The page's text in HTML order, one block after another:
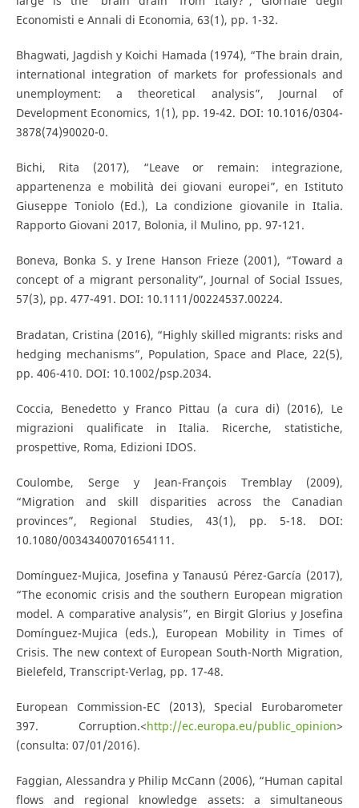
Economisti e Annali di Economia, 63(1), pp. 1-32.
Bhagwati, Jagdish y Koichi Hamada (1974), “The brain drain,
international integration of markets for professionals and
unemployment: a theoretical analysis”, Journal of
Development Economics, 1(1), pp. 19-42. DOI: 10.1016/0304-
3878(74)90020-0.
Bichi, Rita (2017), “Leave or remain: integrazione,
appartenenza e mobilità dei giovani europei”, en Istituto
Giuseppe Toniolo (Ed.), La condizione giovanile in Italia.
Rapporto Giovani 2017, Bolonia, il Mulino, pp. 97-121.
Boneva, Bonka S. y Irene Hanson Frieze (2001), “Toward a
concept of a migrant personality”, Journal of Social Issues,
57(3), pp. 477-491. DOI: 10.1111/00224537.00224.
Bradatan, Cristina (2016), “Highly skilled migrants: risks and
hedging mechanisms”, Population, Space and Place, 22(5),
pp. 406-410. DOI: 10.1002/psp.2034.
Coccia, Benedetto y Franco Pittau (a cura di) (2016), Le
migrazioni qualificate in Italia. Ricerche, statistiche,
prospettive, Roma, Edizioni IDOS.
Coulombe, Serge y Jean-François Tremblay (2009),
“Migration and skill disparities across the Canadian
provinces”, Regional Studies, 43(1), pp. 5-18. DOI:
10.1080/00343400701654111.
Domínguez-Mujica, Josefina y Tanausú Pérez-García (2017),
“The economic crisis and the southern European migration
model. A comparative analysis”, en Birgit Glorius y Josefina
Domínguez-Mujica (eds.), European Mobility in Times of
Crisis. The new context of European South-North Migration,
Bielefeld, Transcript-Verlag, pp. 17-48.
European Commission-EC (2013), Special Eurobarometer
397. Corruption.<http://ec.europa.eu/public_opinion>
(consulta: 07/01/2016).
Faggian, Alessandra y Philip McCann (2006), “Human capital
flows and regional knowledge assets: a simultaneous